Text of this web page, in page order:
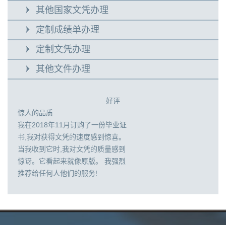
其他国家文凭办理
定制成绩单办理
定制文凭办理
其他文件办理
好评
惊人的品质
我在2018年11月订购了一份毕业证
书,我对获得文凭的速度感到惊喜。
当我收到它时,我对文凭的质量感到
惊讶。它看起来就像原版。 我强烈
推荐给任何人他们的服务!